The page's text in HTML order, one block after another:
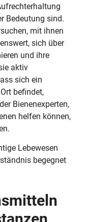
Bedeutung sind.
mit ihnen
sich über
und ihre
aktiv
sich ein
befindet,
Bienenexperten,
helfen können,
Lebewesen
begegnet